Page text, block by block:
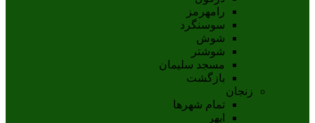
رامهرمز
سوسنگرد
شوش
شوشتر
مسجد سليمان
بازگشت
زنجان
تمام شهر‌ها
ابهر